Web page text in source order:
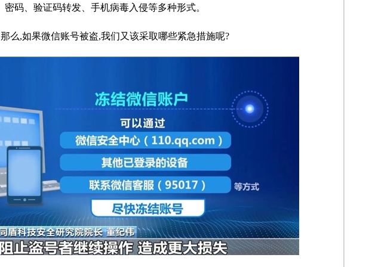
密码、验证码转发、手机病毒入侵等多种形式。
那么,如果微信账号被盗,我们又该采取哪些紧急措施呢?